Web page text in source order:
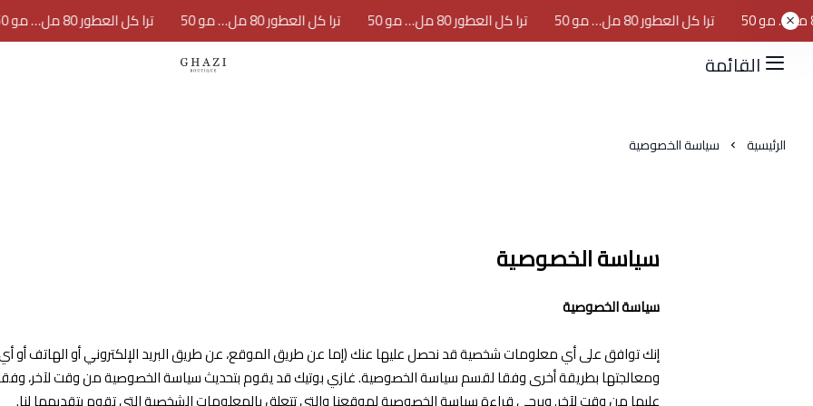
ترا كل العطور 80 مل… مو 50 ترا كل العطور 80 مل… مو 50 ترا كل العطور 80 مل… مو 50 ترا كل العطور 80 مل… مو 50
القائمة GHAZI BOUTIQUE
الرئيسية سياسة الخصوصية
سياسة الخصوصية
سياسة الخصوصية
إنك توافق على أي معلومات شخصية قد نحصل عليها عنك (إما عن طريق الموقع، عن طريق البريد الإلكتروني أو الهاتف أو
ومعالجتها بطريقة أخرى وفقا لقسم سياسة الخصوصية. غازي بوتيك قد يقوم بتحديث سياسة الخصوصية من وقت لآخر،